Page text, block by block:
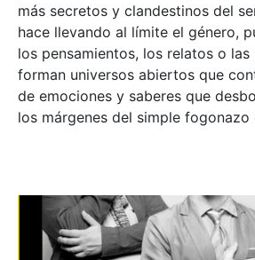
más secretos y clandestinos del
hace llevando al límite el género,
los pensamientos, los relatos o
forman universos abiertos que
de emociones y saberes que
los márgenes del simple fogonazo